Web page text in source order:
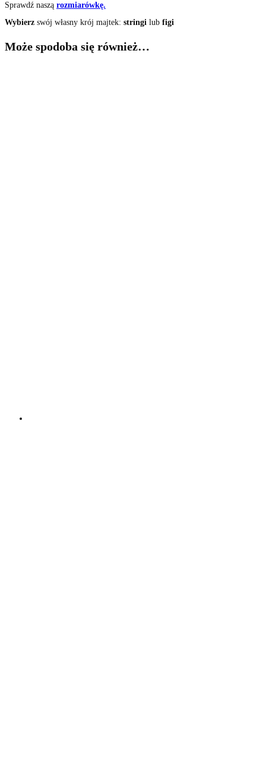
Sprawdź naszą rozmiarówkę.
Wybierz swój własny krój majtek: stringi lub figi
Może spodoba się również…